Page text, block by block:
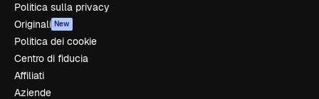
Politica sulla privacy
Originali New
Politica dei cookie
Centro di fiducia
Affiliati
Aziende